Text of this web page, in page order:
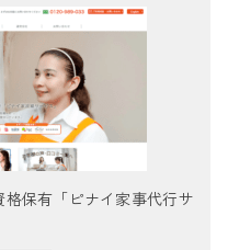
保有「ピナイ家事代行サ